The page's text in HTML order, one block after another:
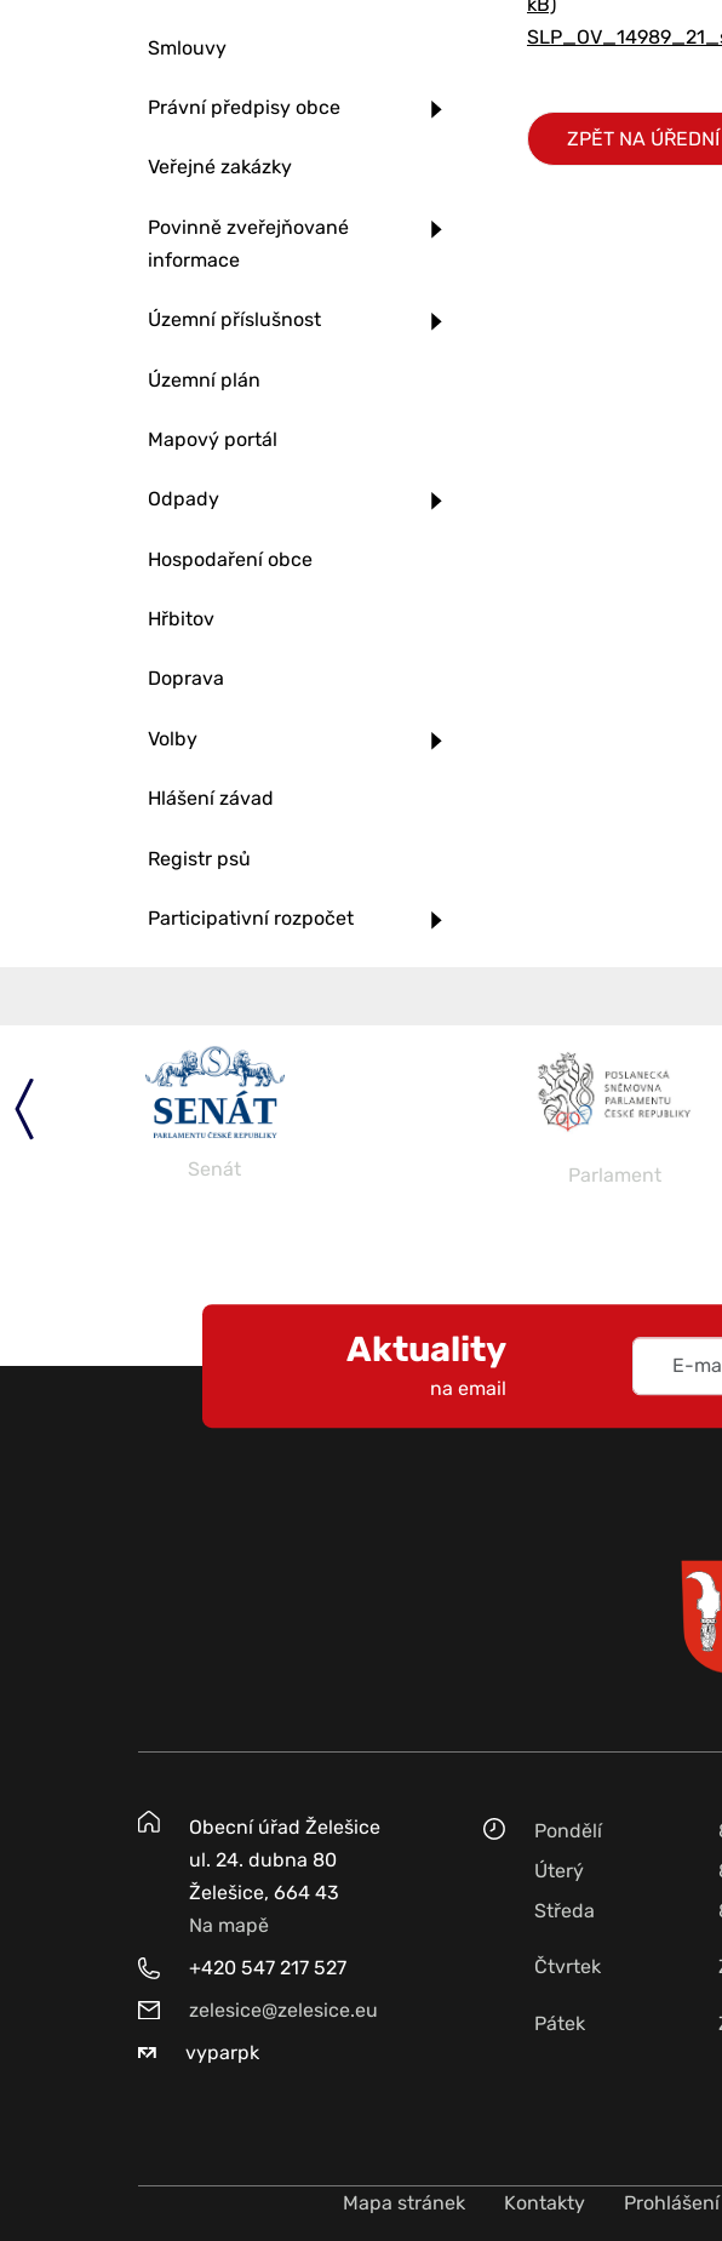
ZPĚT NA
Smlouvy
Právní předpisy obce
Veřejné zakázky
Povinně zveřejňované
informace
Územní příslušnost
Územní plán
Mapový portál
Odpady
Hospodaření obce
Hřbitov
Doprava
Volby
Hlášení závad
Registr psů
Participativní rozpočet
Senát Parlament
Aktuality
na email
Obecní úřad Želešice
ul. 24. dubna 80
Želešice, 664 43
Na mapě
+420 547 217 527
zelesice@zelesice.eu
vyparpk
Pondělí
Úterý
Středa
Čtvrtek
Pátek
Mapa stránek Kontakty